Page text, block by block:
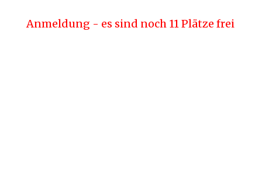
Anmeldung - es sind noch 11 Plätze frei